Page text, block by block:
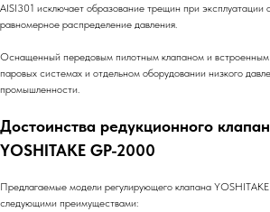
AISI301 исключает образование трещин при эксплуатации
равномерное распределение давления.
Оснащенный передовым пилотным клапаном и встроенным
паровых системах и отдельном оборудовании низкого
промышленности.
Достоинства редукционного
YOSHITAKE GP-2000
Предлагаемые модели регулирующего клапана
следующими преимуществами: